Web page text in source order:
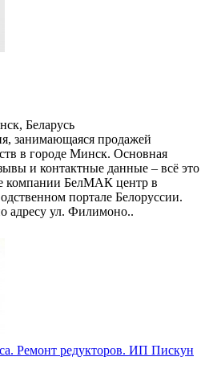
Беларусь
занимающаяся продажей
в городе Минск. Основная
и контактные данные – всё это
компании БелМАК центр в
портале Белоруссии.
адресу ул. Филимоно..
Ремонт редукторов. ИП Пискун